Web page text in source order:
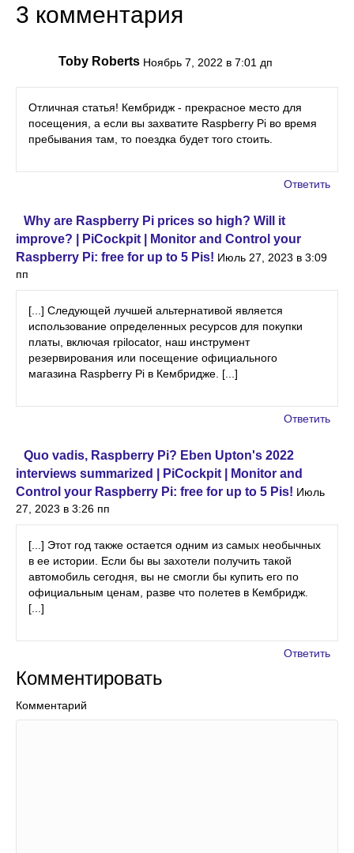
3 комментария
Toby Roberts Ноябрь 7, 2022 в 7:01 дп
Отличная статья! Кембридж - прекрасное место для
посещения, а если вы захватите Raspberry Pi во время
пребывания там, то поездка будет того стоить.
Ответить
Why are Raspberry Pi prices so high? Will it
improve? | PiCockpit | Monitor and Control your
Raspberry Pi: free for up to 5 Pis! Июль 27, 2023 в 3:09
пп
[...] Следующей лучшей альтернативой является
использование определенных ресурсов для покупки
платы, включая rpilocator, наш инструмент
резервирования или посещение официального
магазина Raspberry Pi в Кембридже. [...]
Ответить
Quo vadis, Raspberry Pi? Eben Upton's 2022
interviews summarized | PiCockpit | Monitor and
Control your Raspberry Pi: free for up to 5 Pis! Июль
27, 2023 в 3:26 пп
[...] Этот год также остается одним из самых необычных
в ее истории. Если бы вы захотели получить такой
автомобиль сегодня, вы не смогли бы купить его по
официальным ценам, разве что полетев в Кембридж.
[...]
Ответить
Комментировать
Комментарий